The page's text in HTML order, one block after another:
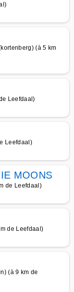
(à 5 km
Leefdaal)
Leefdaal)
MOONS
de Leefdaal)
de Leefdaal)
(à 9 km de